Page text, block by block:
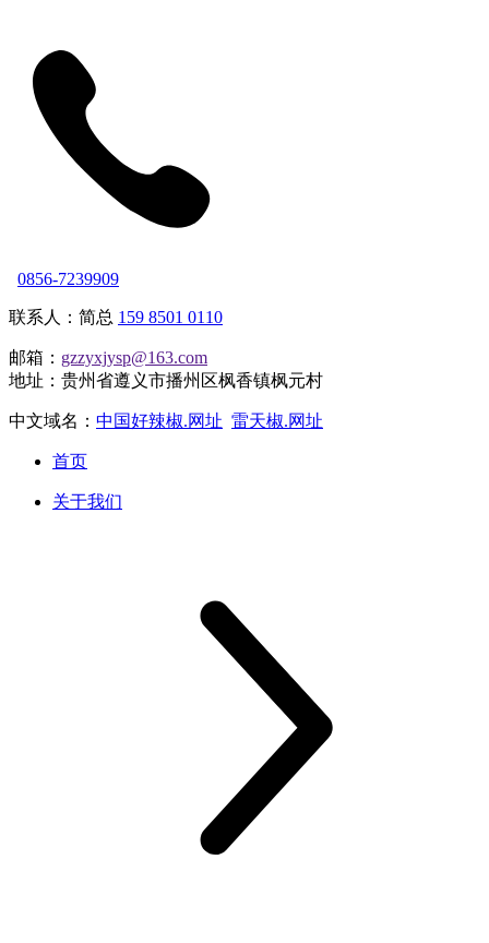
0856-7239909
联系人：简总 159 8501 0110
邮箱： gzzyxjysp@163.com
地址：贵州省遵义市播州区枫香镇枫元村
中文域名： 中国好辣椒.网址 雷天椒.网址
首页
关于我们